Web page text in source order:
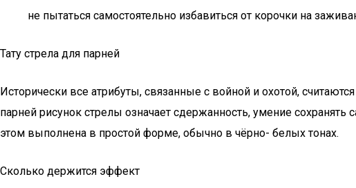
не пытаться самостоятельно избавиться от корочки на
Тату стрела для парней
Исторически все атрибуты, связанные с войной и охотой,
парней рисунок стрелы означает сдержанность, умение
этом выполнена в простой форме, обычно в чёрно- белых тонах.
Сколько держится эффект